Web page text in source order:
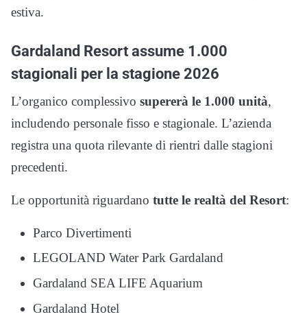
estiva.
Gardaland Resort assume 1.000
stagionali per la stagione 2026
L’organico complessivo supererà le 1.000 unità,
includendo personale fisso e stagionale. L’azienda
registra una quota rilevante di rientri dalle stagioni
precedenti.
Le opportunità riguardano tutte le realtà del Resort:
Parco Divertimenti
LEGOLAND Water Park Gardaland
Gardaland SEA LIFE Aquarium
Gardaland Hotel